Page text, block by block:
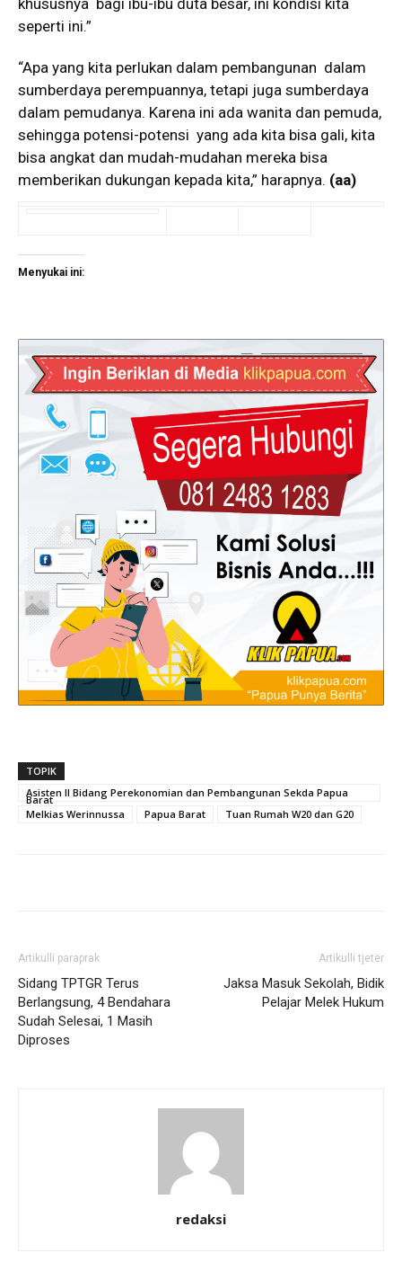
khususnya bagi ibu-ibu duta besar, ini kondisi kita
seperti ini.”
“Apa yang kita perlukan dalam pembangunan dalam
sumberdaya perempuannya, tetapi juga sumberdaya
dalam pemudanya. Karena ini ada wanita dan pemuda,
sehingga potensi-potensi yang ada kita bisa gali, kita
bisa angkat dan mudah-mudahan mereka bisa
memberikan dukungan kepada kita,” harapnya. (aa)
Menyukai ini:
TOPIK
Asisten II Bidang Perekonomian dan Pembangunan Sekda Papua
Barat
Melkias Werinnussa
Papua Barat Tuan Rumah W20 dan G20
Artikulli paraprak
Sidang TPTGR Terus
Berlangsung, 4 Bendahara
Sudah Selesai, 1 Masih
Diproses
Artikulli tjetër
Jaksa Masuk Sekolah, Bidik
Pelajar Melek Hukum
redaksi